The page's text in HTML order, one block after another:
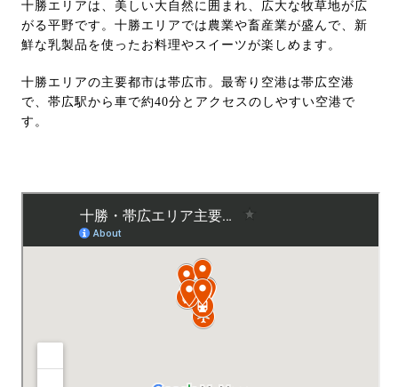
十勝エリアは、美しい大自然に囲まれ、広大な牧草地が広
がる平野です。十勝エリアでは農業や畜産業が盛んで、新
鮮な乳製品を使ったお料理やスイーツが楽しめます。
十勝エリアの主要都市は帯広市。最寄り空港は帯広空港
で、帯広駅から車で約40分とアクセスのしやすい空港で
す。